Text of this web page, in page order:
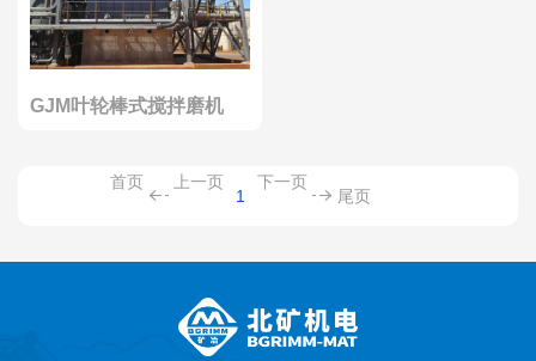
GJM叶轮棒式搅拌磨机
首页 上一页
1
下一页
尾页